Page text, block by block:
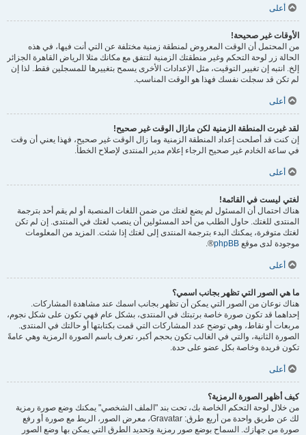
أعلى
الأوقات غير صحيحة!
من المحتمل أن الوقت المعروض لمنطقة زمنية مختلفة عن التي أنت فيها، في هذه
الحالة زر لوحة التحكم وغير منطقتك الزمنية لتتفق مع مكانك مثلا الرياض القاهرة الجزائر
إلخ. انتبه إن تغيير التوقيت، مثل الإعدادات الأخرى يسمح بتغييرها للمسجلين فقط. لذا إن
لم تكن قد سجلت نفسك فهذا هو الوقت المناسب.
أعلى
لقد غيرت المنطقة الزمنية لكن مازال الوقت غير صحيح!
إن كنت قد أصلحت إعداد المنطقة الزمنية وما زال الوقت غير صحيح، فهذا يعني أن وقت
في ساعة الخادم غير صحيح الرجاء إعلام مدير المنتدى لإصلاح الخطأ.
أعلى
لغتي ليست في القائمة!
هناك احتمال أن المسئول لم يضع لغتك من ضمن اللغات المنصبة أو لم يقم أحد بترجمة
المنتدى للغتك. حاول الطلب من أحد المسئولين أن ينصب لغتك في المنتدى. إن لم تكن
لغتك متوفرة، يمكنك البدء بترجمة المنتدى إلى لغتك إذا شئت. المزيد من المعلومات
موجودة لدى موقع phpBB
®.
أعلى
ما هي الصور التي تظهر بجانب اسمي؟
هناك نوعان من الصور التي يمكن أن تظهر بجانب اسمك عند مشاهدة المشاركات.
إحداهما قد تكون صورة خاصة برتبتك في المنتدى، بشكل عام فهي تكون على شكل نجوم،
مربعات أو نقاط، وهي توضح عدد المشاركات التي قمت بكتابتها أو حالتك في المنتدى.
الصورة الثانية، والتي في الغالب تكون بحجم أكبر، تعرف باسم الصورة الرمزية وهي عامةً
تكون فريدة وخاصة بكل عضو على حدة.
أعلى
كيف أظهر الصورة الرمزية؟
من خلال لوحة التحكم الخاصة بك، تحت بند "الملف الشخصي" يمكنك وضع صورة رمزية
لك عن طريق واحدة من أربع طرق: Gravatar، معرض الصور، الربط مع صورة أو رفع
صورة من جهازك. السماح بوضع صور رمزية وتحديد الطرق التي يمكن بها وضع الصور